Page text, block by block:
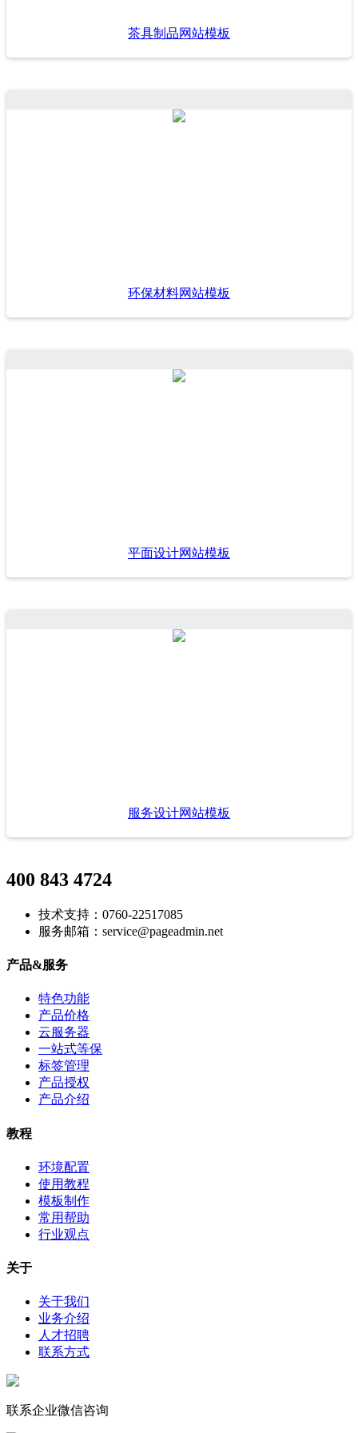
茶具制品网站模板
环保材料网站模板
平面设计网站模板
服务设计网站模板
400 843 4724
技术支持：0760-22517085
服务邮箱：service@pageadmin.net
产品&服务
特色功能
产品价格
云服务器
一站式等保
标签管理
产品授权
产品介绍
教程
环境配置
使用教程
模板制作
常用帮助
行业观点
关于
关于我们
业务介绍
人才招聘
联系方式
联系企业微信咨询